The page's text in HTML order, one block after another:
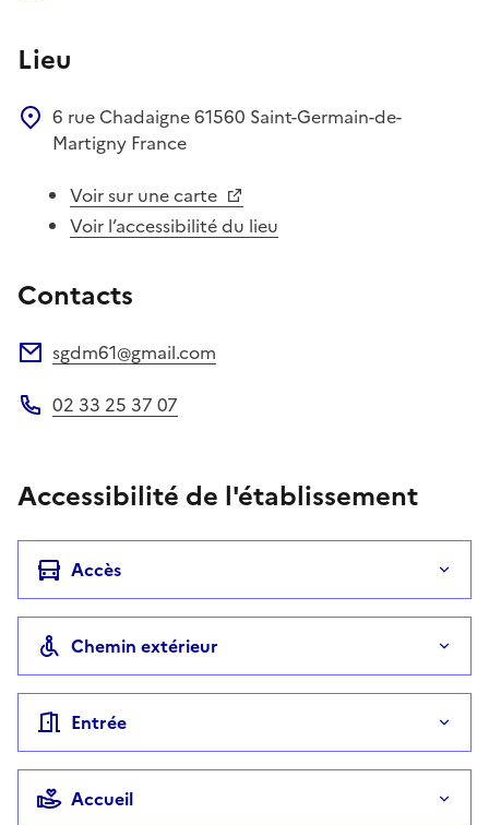
Lieu
6 rue Chadaigne61560 Saint-Germain-de-
Martigny France
Voir sur une carte
Voir l’accessibilité du lieu
Contacts
sgdm61@gmail.com
02 33 25 37 07
Accessibilité de l'établissement
Accès
Chemin extérieur
Entrée
Accueil